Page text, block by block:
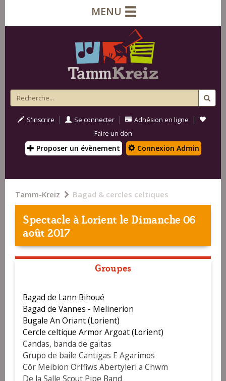
MENU
S'inscrire | Se connecter | Adhésion en ligne |
Faire un don
Proposer un évènement Connexion Admin
Tamm-Kreiz Bagad & cercles celtiques
Spectacle àLorient le Dimanche 06
août 2017
Groupes
Bagad de Lann Bihoué
Bagad de Vannes - Melinerion
Bugale An Oriant (Lorient)
Cercle celtique Armor Argoat (Lorient)
Candas, banda de gaïtas
Grupo de baile Cantigas E Agarimos
Côr Meibion Orffiws Abertyleri a Chwm
De la Salle Scout Pipe Band